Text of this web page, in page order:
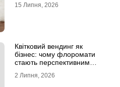
15 Липня, 2026
Квітковий вендинг як
бізнес: чому флоромати
стають перспективним
2 Липня, 2026